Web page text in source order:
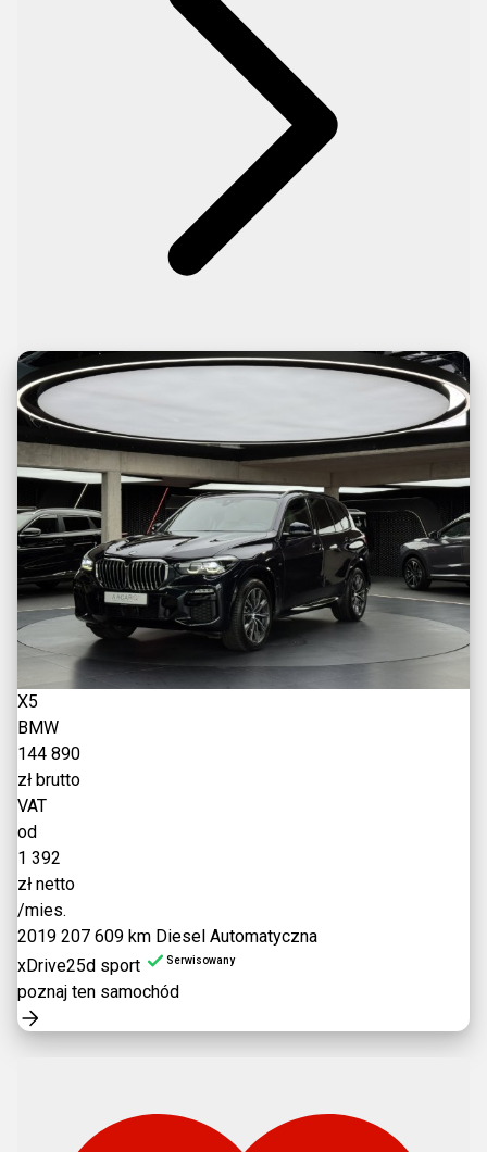
X5
BMW
144 890
zł brutto
VAT
od
1 392
zł netto
/mies.
2019 207 609 km Diesel Automatyczna
xDrive25d sport
Serwisowany
poznaj ten samochód